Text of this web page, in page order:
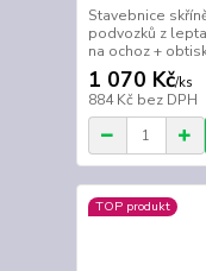
Stavebnice
podvozků z
na ochoz +
1 070 Kč/ks
884 Kč bez DPH
TOP produkt